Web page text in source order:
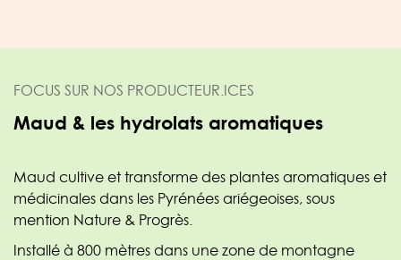
FOCUS SUR NOS PRODUCTEUR.ICES
Maud & les hydrolats aromatiques
Maud cultive et transforme des plantes aromatiques et
médicinales dans les Pyrénées ariégeoises, sous
mention Nature & Progrès.
Installé à 800 mètres dans une zone de montagne